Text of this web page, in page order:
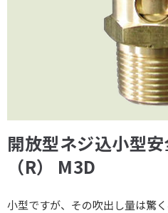
開放型ネジ込小型
（R） M3D
小型ですが、その吹出し量は驚